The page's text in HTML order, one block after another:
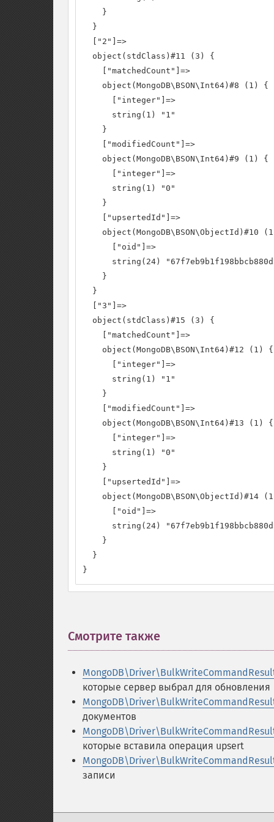
    }
  }
  ["2"]=>
  object(stdClass)#11 (3) {
    ["matchedCount"]=>
    object(MongoDB\BSON\Int64)#8 (1) {
      ["integer"]=>
      string(1) "1"
    }
    ["modifiedCount"]=>
    object(MongoDB\BSON\Int64)#9 (1) {
      ["integer"]=>
      string(1) "0"
    }
    ["upsertedId"]=>
object(MongoDB\BSON\ObjectId)#10
      ["oid"]=>
string(24)
    }
  }
  ["3"]=>
  object(stdClass)#15 (3) {
    ["matchedCount"]=>
    object(MongoDB\BSON\Int64)#12 (1) {
      ["integer"]=>
      string(1) "1"
    }
    ["modifiedCount"]=>
    object(MongoDB\BSON\Int64)#13 (1) {
      ["integer"]=>
      string(1) "0"
    }
    ["upsertedId"]=>
object(MongoDB\BSON\ObjectId)#14
      ["oid"]=>
string(24)
    }
  }
}
Смотрите также
которые сервер выбрал для обновления
документов
которые вставила операция upsert
записи